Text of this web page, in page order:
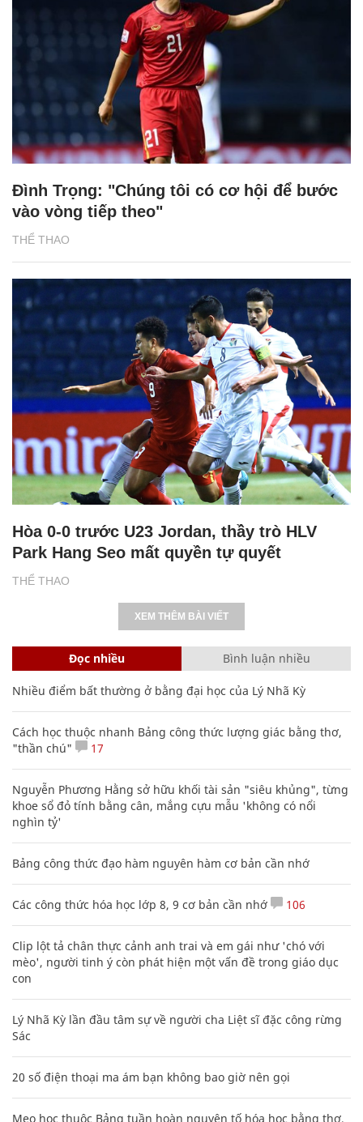
THỂ THAO
Đình Trọng: "Chúng tôi có cơ hội để bước
vào vòng tiếp theo"
THỂ THAO
Hòa 0-0 trước U23 Jordan, thầy trò HLV
Park Hang Seo mất quyền tự quyết
XEM THÊM BÀI VIẾT
Đọc nhiều Bình luận nhiều
Nhiều điểm bất thường ở bằng đại học của Lý Nhã Kỳ
Cách học thuộc nhanh Bảng công thức lượng giác bằng thơ,
"thần chú"
17
Nguyễn Phương Hằng sở hữu khối tài sản "siêu khủng", từng
khoe sổ đỏ tính bằng cân, mắng cựu mẫu 'không có nổi
nghìn tỷ'
Bảng công thức đạo hàm nguyên hàm cơ bản cần nhớ
Các công thức hóa học lớp 8, 9 cơ bản cần nhớ 106
Clip lột tả chân thực cảnh anh trai và em gái như 'chó với
mèo', người tinh ý còn phát hiện một vấn đề trong giáo dục
con
Lý Nhã Kỳ lần đầu tâm sự về người cha Liệt sĩ đặc công rừng
Sác
20 số điện thoại ma ám bạn không bao giờ nên gọi
Mẹo học thuộc Bảng tuần hoàn nguyên tố hóa học bằng thơ,